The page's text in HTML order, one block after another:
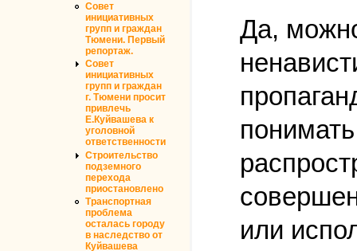
Совет
инициативных
групп и граждан
Тюмени. Первый
репортаж.
Совет
инициативных
групп и граждан
г. Тюмени просит
привлечь
Е.Куйвашева к
уголовной
ответственности
Строительство
подземного
перехода
приостановлено
Транспортная
проблема
осталась городу
в наследство от
Куйвашева
Да,
или